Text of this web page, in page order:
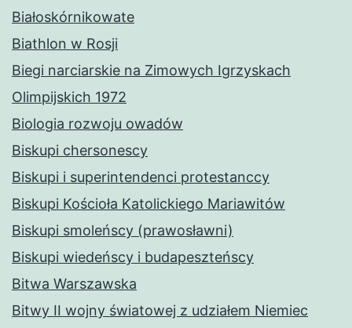
Białoskórnikowate
Biathlon w Rosji
Biegi narciarskie na Zimowych Igrzyskach
Olimpijskich 1972
Biologia rozwoju owadów
Biskupi chersonescy
Biskupi i superintendenci protestanccy
Biskupi Kościoła Katolickiego Mariawitów
Biskupi smoleńscy (prawosławni)
Biskupi wiedeńscy i budapeszteńscy
Bitwa Warszawska
Bitwy II wojny światowej z udziałem Niemiec